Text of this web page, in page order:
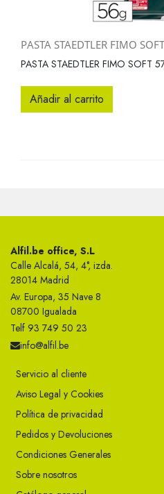
PASTA STAEDTLER FIMO
PASTA STAEDTLER FIMO SOFT
Añadir al carrito
Alfil.be office, S.L
Calle Alcalá, 54, 4°, izda.
28014 Madrid
Av. Europa, 35 Nave 8
08700 Igualada
Telf 93 749 50 23
info@alfil.be
Servicio al cliente
Aviso Legal y Cookies
Política de privacidad
Pedidos y Devoluciones
Condiciones Generales
Sobre nosotros